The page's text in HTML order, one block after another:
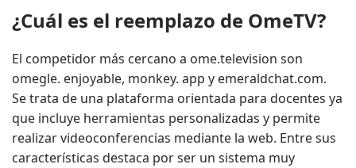
¿Cuál es el reemplazo de OmeTV?
El competidor más cercano a ome.television son
omegle. enjoyable, monkey. app y emeraldchat.com.
Se trata de una plataforma orientada para docentes ya
que incluye herramientas personalizadas y permite
realizar videoconferencias mediante la web. Entre sus
características destaca por ser un sistema muy